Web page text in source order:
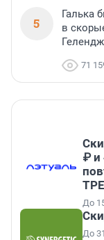
5
Галька
в
71
₽ и
До
До